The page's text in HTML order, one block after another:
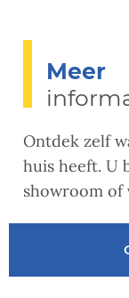
Meer
Ontdek zelf
huis heeft. U
showroom of